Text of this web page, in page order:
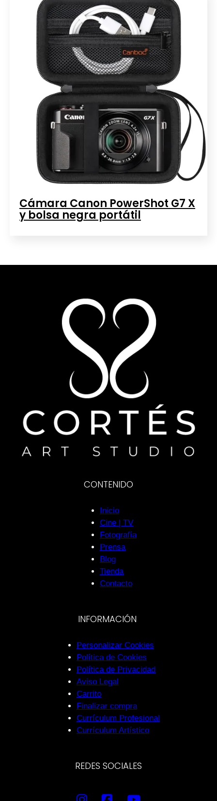
Cámara Canon PowerShot G7 X
y bolsa negra portátil
CONTENIDO
Inicio
Cine | TV
Fotografía
Prensa
Blog
Tienda
Contacto
INFORMACIÓN
Personalizar Cookies
Política de Cookies
Política de Privacidad
Aviso Legal
Carrito
Finalizar compra
Currículum Profesional
Currículum Artístico
REDES SOCIALES